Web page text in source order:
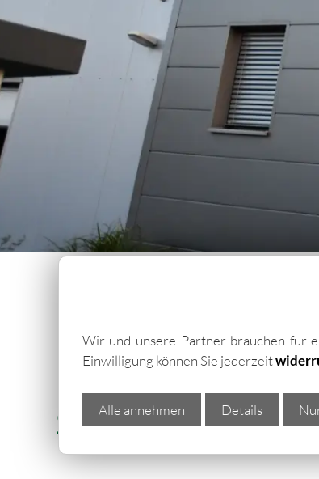
Trapezblech
Wir und unsere Partner brauchen für
Einwilligung können Sie jederzeit
Alle annehmen Details